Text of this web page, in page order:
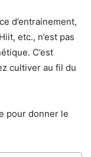
d’entrainement,
etc., n’est pas
C’est
cultiver au fil du
pour donner le